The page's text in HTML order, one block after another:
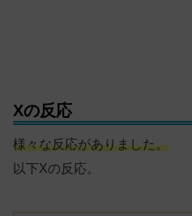
Xの反応
様々な反応がありました。
以下Xの反応。